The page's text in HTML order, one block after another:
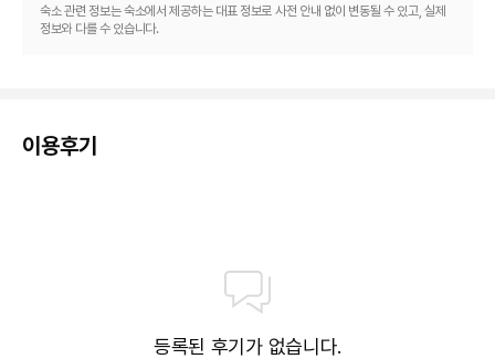
숙소 관련 정보는 숙소에서 제공하는 대표 정보로 사전 안내 없이 변동될 수 있고, 실제
정보와 다를 수 있습니다.
이용후기
등록된 후기가 없습니다.